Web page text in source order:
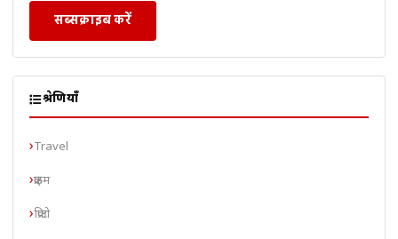
सब्सक्राइब करें
श्रेणियाँ
Travel
क्राइम
क्रिप्टो